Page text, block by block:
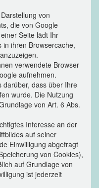
von
die von Google
Seite lädt Ihr
in ihren Browsercache,
verwendete Browser
aufnehmen.
darüber, dass über Ihre
wurde. Die Nutzung
von Art. 6 Abs.
Interesse an der
auf seiner
Einwilligung abgefragt
von Cookies),
auf Grundlage von
ist jederzeit